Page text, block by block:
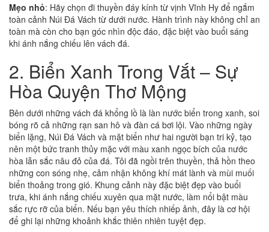
Mẹo nhỏ: Hãy chọn đi thuyền đáy kính từ vịnh Vĩnh Hy để ngắm
toàn cảnh Núi Đá Vách từ dưới nước. Hành trình này không chỉ an
toàn mà còn cho bạn góc nhìn độc đáo, đặc biệt vào buổi sáng
khi ánh nắng chiếu lên vách đá.
2. Biển Xanh Trong Vắt – Sự
Hòa Quyện Thơ Mộng
Bên dưới những vách đá khổng lồ là làn nước biển trong xanh, soi
bóng rõ cả những rạn san hô và đàn cá bơi lội. Vào những ngày
biển lặng, Núi Đá Vách và mặt biển như hai người bạn tri kỷ, tạo
nên một bức tranh thủy mặc với màu xanh ngọc bích của nước
hòa lẫn sắc nâu đỏ của đá. Tôi đã ngồi trên thuyền, thả hồn theo
những con sóng nhẹ, cảm nhận không khí mát lành và mùi muối
biển thoảng trong gió. Khung cảnh này đặc biệt đẹp vào buổi
trưa, khi ánh nắng chiếu xuyên qua mặt nước, làm nổi bật màu
sắc rực rỡ của biển. Nếu bạn yêu thích nhiếp ảnh, đây là cơ hội
để ghi lại những khoảnh khắc thiên nhiên tuyệt đẹp.